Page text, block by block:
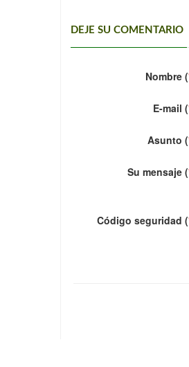
DEJE SU COMENTARIO
Nombre (
E-mail (
Asunto (
Su mensaje (
Código seguridad (